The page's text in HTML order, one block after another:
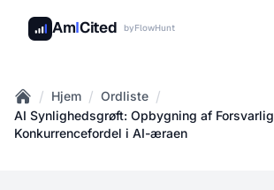
AmICited byFlowHunt
Home
/ Hjem / Ordliste /
AI Synlighedsgrøft: Opbygning af Forsvarlig
Konkurrencefordel i AI-æraen